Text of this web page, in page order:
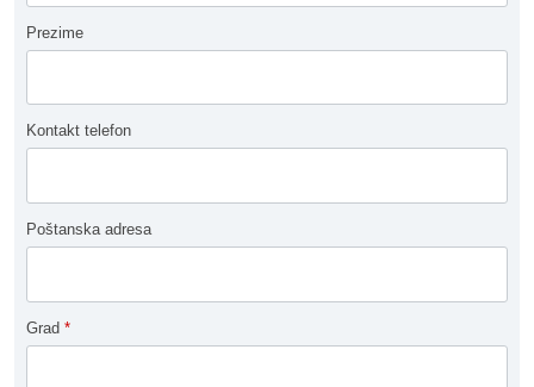
Prezime
Kontakt telefon
Poštanska adresa
Grad *